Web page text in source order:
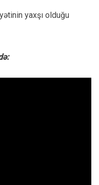
yaxşı olduğu